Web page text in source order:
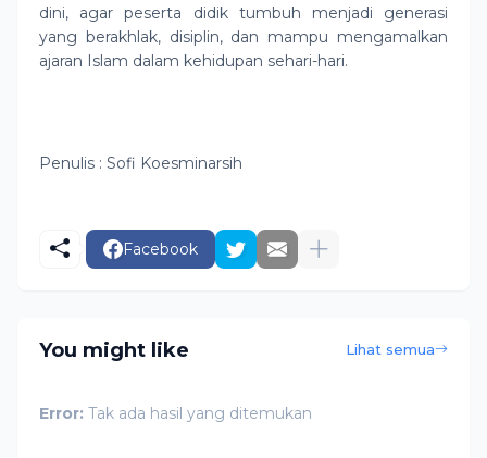
dini, agar peserta didik tumbuh menjadi generasi
yang berakhlak, disiplin, dan mampu mengamalkan
ajaran Islam dalam kehidupan sehari-hari.
Penulis : Sofi Koesminarsih
Facebook
You might like Lihat semua
Error: Tak ada hasil yang ditemukan